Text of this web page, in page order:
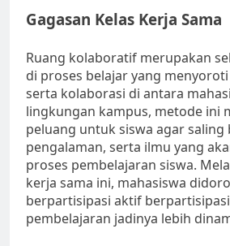
Gagasan Kelas Kerja Sama
Ruang kolaboratif merupakan
di proses belajar yang
serta kolaborasi di antara
lingkungan kampus, metode ini
peluang untuk siswa agar saling
pengalaman, serta ilmu yang
proses pembelajaran siswa.
kerja sama ini, mahasiswa
berpartisipasi aktif
pembelajaran jadinya lebih